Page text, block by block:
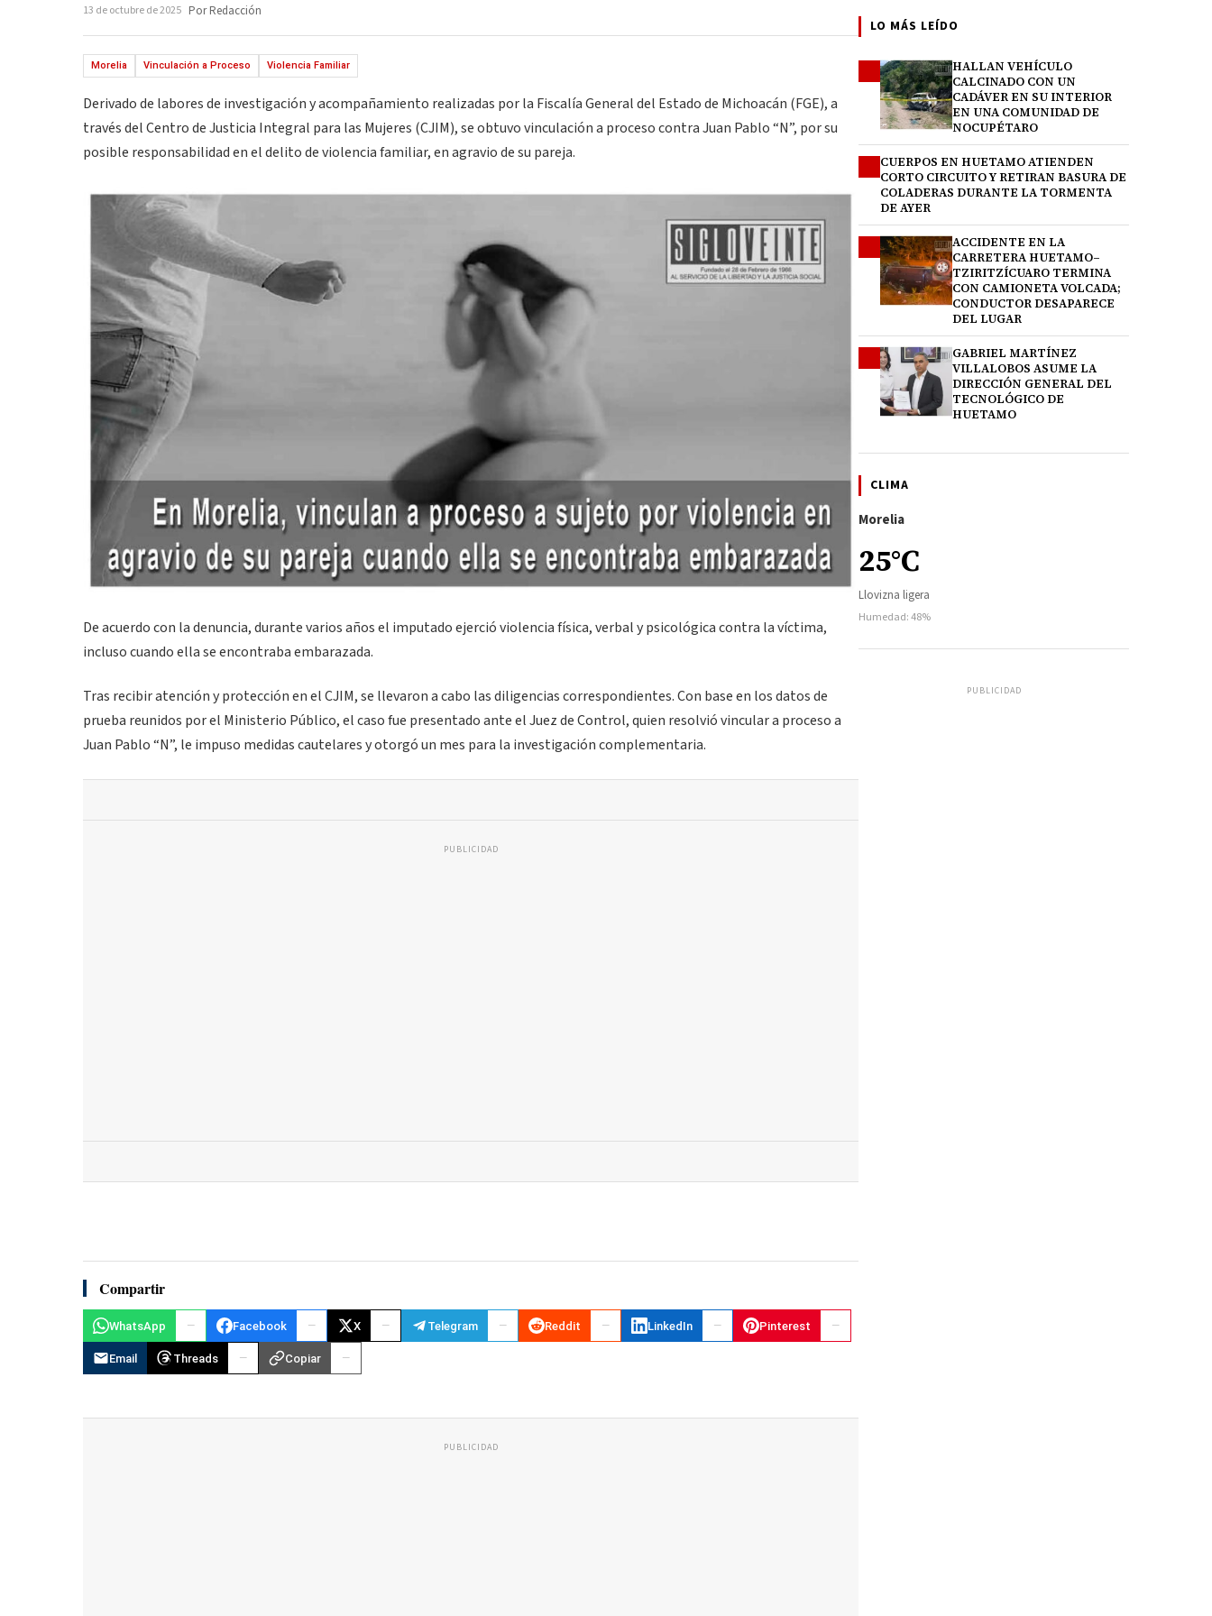
13 de octubre de 2025 Por Redacción
Morelia Vinculación a Proceso Violencia Familiar
Derivado de labores de investigación y acompañamiento realizadas por la Fiscalía General del Estado de Michoacán (FGE), a
través del Centro de Justicia Integral para las Mujeres (CJIM), se obtuvo vinculación a proceso contra Juan Pablo “N”, por su
posible responsabilidad en el delito de violencia familiar, en agravio de su pareja.
De acuerdo con la denuncia, durante varios años el imputado ejerció violencia física, verbal y psicológica contra la víctima,
incluso cuando ella se encontraba embarazada.
Tras recibir atención y protección en el CJIM, se llevaron a cabo las diligencias correspondientes. Con base en los datos de
prueba reunidos por el Ministerio Público, el caso fue presentado ante el Juez de Control, quien resolvió vincular a proceso a
Juan Pablo “N”, le impuso medidas cautelares y otorgó un mes para la investigación complementaria.
PUBLICIDAD
Compartir
WhatsApp Facebook X Telegram Reddit LinkedIn Pinterest
Email Threads Copiar
PUBLICIDAD
LO MÁS LEÍDO
HALLAN VEHÍCULO
CALCINADO CON UN
CADÁVER EN SU INTERIOR
EN UNA COMUNIDAD DE
NOCUPÉTARO
CUERPOS EN HUETAMO ATIENDEN
CORTO CIRCUITO Y RETIRAN BASURA DE
COLADERAS DURANTE LA TORMENTA
DE AYER
ACCIDENTE EN LA
CARRETERA HUETAMO–
TZIRITZÍCUARO TERMINA
CON CAMIONETA VOLCADA;
CONDUCTOR DESAPARECE
DEL LUGAR
GABRIEL MARTÍNEZ
VILLALOBOS ASUME LA
DIRECCIÓN GENERAL DEL
TECNOLÓGICO DE
HUETAMO
CLIMA
Morelia
25°C
Llovizna ligera
Humedad: 48%
PUBLICIDAD